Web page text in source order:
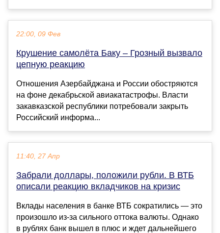
22:00, 09 Фев
Крушение самолёта Баку – Грозный вызвало
цепную реакцию
Отношения Азербайджана и России обостряются
на фоне декабрьской авиакатастрофы. Власти
закавказской республики потребовали закрыть
Российский информа...
11:40, 27 Апр
Забрали доллары, положили рубли. В ВТБ
описали реакцию вкладчиков на кризис
Вклады населения в банке ВТБ сократились — это
произошло из-за сильного оттока валюты. Однако
в рублях банк вышел в плюс и ждет дальнейшего